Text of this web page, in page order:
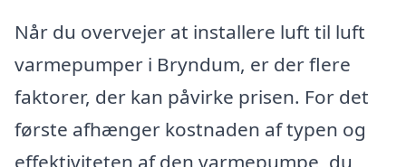
Når du overvejer at installere luft til luft
varmepumper i Bryndum, er der flere
faktorer, der kan påvirke prisen. For det
første afhænger kostnaden af typen og
effektiviteten af den varmepumpe, du